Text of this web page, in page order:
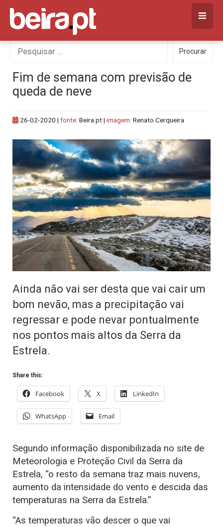
Skip
content
Procurar
por:
Procurar
Fim de semana com previsão de
queda de neve
26-02-2020 | fonte: Beira.pt | imagem: Renato Cerqueira
Ainda não vai ser desta que vai cair um
bom nevão, mas a precipitação vai
regressar e pode nevar pontualmente
nos pontos mais altos da Serra da
Estrela.
Share this:
Facebook X LinkedIn
WhatsApp Email
Segundo informação disponibilizada no site de
Meteorologia e Proteção Civil da Serra da
Estrela, “o resto da semana traz mais nuvens,
aumento da intensidade do vento e descida das
temperaturas na Serra da Estrela.”
“As temperaturas vão descer o que vai